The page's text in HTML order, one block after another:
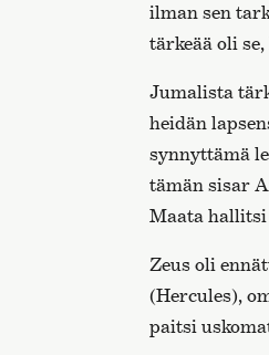
ilman sen
tärkeää oli
Jumalista
heidän
synnyttämä
tämän sisar
Maata hallitsi
Zeus oli
(Hercules),
paitsi